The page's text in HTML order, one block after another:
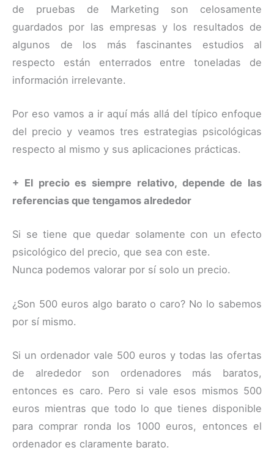
de pruebas de Marketing son celosamente
guardados por las empresas y los resultados de
algunos de los más fascinantes estudios al
respecto están enterrados entre toneladas de
información irrelevante.
Por eso vamos a ir aquí más allá del típico enfoque
del precio y veamos tres estrategias psicológicas
respecto al mismo y sus aplicaciones prácticas.
+ El precio es siempre relativo, depende de las
referencias que tengamos alrededor
Si se tiene que quedar solamente con un efecto
psicológico del precio, que sea con este.
Nunca podemos valorar por sí solo un precio.
¿Son 500 euros algo barato o caro? No lo sabemos
por sí mismo.
Si un ordenador vale 500 euros y todas las ofertas
de alrededor son ordenadores más baratos,
entonces es caro. Pero si vale esos mismos 500
euros mientras que todo lo que tienes disponible
para comprar ronda los 1000 euros, entonces el
ordenador es claramente barato.